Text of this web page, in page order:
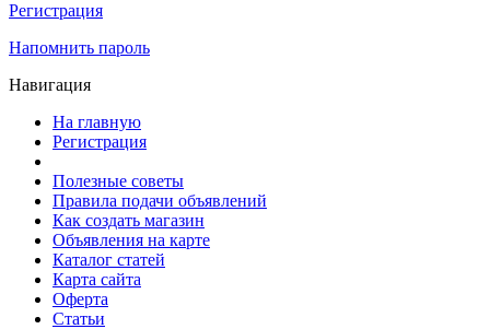
Регистрация
Напомнить пароль
Навигация
На главную
Регистрация
Полезные советы
Правила подачи объявлений
Как создать магазин
Объявления на карте
Каталог статей
Карта сайта
Оферта
Статьи